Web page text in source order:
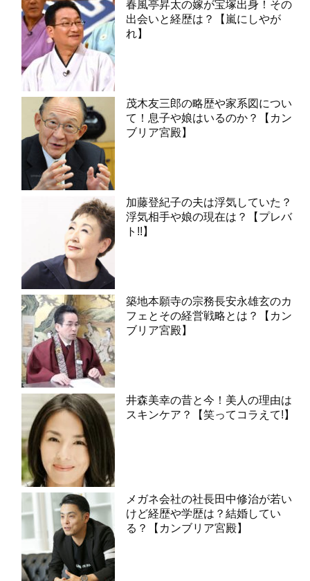
春風亭昇太の嫁が宝塚出身！その
出会いと経歴は？【嵐にしやが
れ】
茂木友三郎の略歴や家系図につい
て！息子や娘はいるのか？【カン
ブリア宮殿】
加藤登紀子の夫は浮気していた？
浮気相手や娘の現在は？【プレバ
ト!!】
築地本願寺の宗務長安永雄玄のカ
フェとその経営戦略とは？【カン
ブリア宮殿】
井森美幸の昔と今！美人の理由は
スキンケア？【笑ってコラえて!】
メガネ会社の社長田中修治が若い
けど経歴や学歴は？結婚してい
る？【カンブリア宮殿】